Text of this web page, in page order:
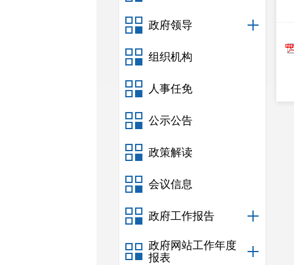
政府领导
组织机构
人事任免
公示公告
政策解读
会议信息
政府工作报告
政府网站工作年度
报表